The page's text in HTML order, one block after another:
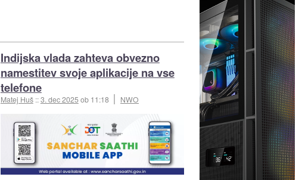
Indijska vlada zahteva obvezno
namestitev svoje aplikacije na vse
telefone
Matej Huš ::3. dec 2025ob 11:18 NWO